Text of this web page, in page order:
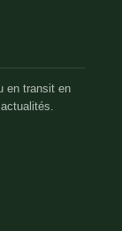
en transit en